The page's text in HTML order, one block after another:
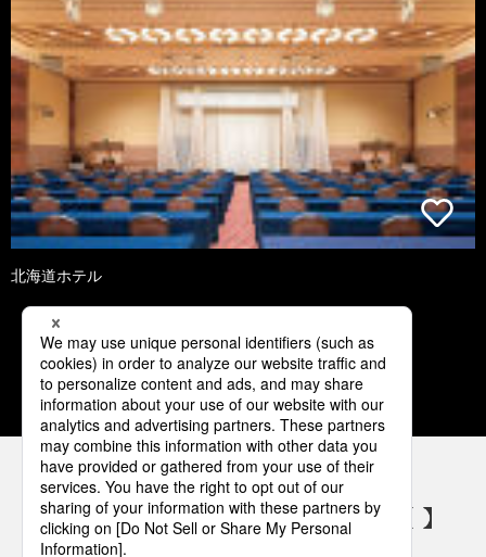
北海道ホテル
2 3 4 5 6
パナソニックの電気設備 SNSアカウント